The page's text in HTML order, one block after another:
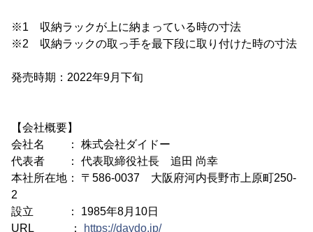
※1 収納ラックが上に納まっている時の寸法
※2 収納ラックの取っ手を最下段に取り付けた時の寸法
発売時期：2022年9月下旬
【会社概要】
会社名 ： 株式会社ダイドー
代表者 ： 代表取締役社長 追田 尚幸
本社所在地： 〒586-0037 大阪府河内長野市上原町250-
2
設立 ： 1985年8月10日
URL ：
https://daydo.jp/